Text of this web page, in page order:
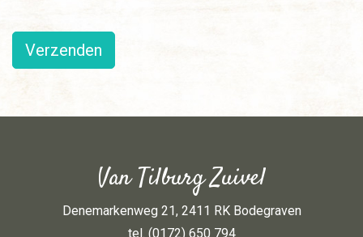
Verzenden
Van Tilburg Zuivel
Denemarkenweg 21, 2411 RK Bodegraven
tel. (0172) 650 794